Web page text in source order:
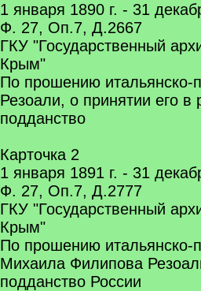
1 января 1890 г. - 31
Ф. 27, Оп.7, Д.2667
ГКУ "Государственный
Крым"
По прошению итальянско-
Резоали, о принятии его в
подданство
Карточка 2
1 января 1891 г. - 31
Ф. 27, Оп.7, Д.2777
ГКУ "Государственный
Крым"
По прошению итальянско-
Михаила Филипова
подданство России